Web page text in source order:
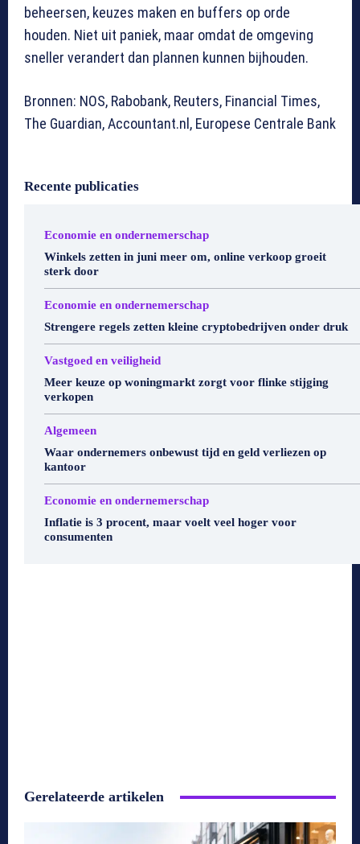
beheersen, keuzes maken en buffers op orde
houden. Niet uit paniek, maar omdat de omgeving
sneller verandert dan plannen kunnen bijhouden.
Bronnen: NOS, Rabobank, Reuters, Financial Times,
The Guardian, Accountant.nl, Europese Centrale Bank
Recente publicaties
Economie en ondernemerschap
Winkels zetten in juni meer om, online verkoop groeit
sterk door
Economie en ondernemerschap
Strengere regels zetten kleine cryptobedrijven onder druk
Vastgoed en veiligheid
Meer keuze op woningmarkt zorgt voor flinke stijging
verkopen
Algemeen
Waar ondernemers onbewust tijd en geld verliezen op
kantoor
Economie en ondernemerschap
Inflatie is 3 procent, maar voelt veel hoger voor
consumenten
Gerelateerde artikelen